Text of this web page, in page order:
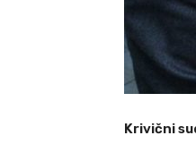
Krivični